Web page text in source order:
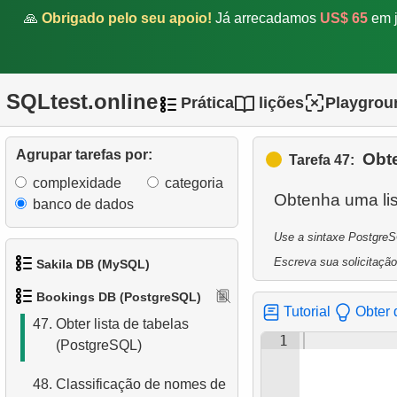
🙏 Obrigado pelo seu apoio! Já arrecadamos US$ 65 em
SQLtest.online Prática lições
Agrupar tarefas por:
complexidade
categoria
banco de dados
Sakila DB (MySQL)
Obtenha a lista de nomes
Bookings DB (PostgreSQL)
partida
45.Obter uma lista de
aeroportos com mais de um
voo direto
46.Distribuição de voos por
47. Obter lista de tabelas
(PostgreSQL)
48. Classificação de nomes de
Tarefa 47:
Obtenha uma
Use a sintaxe
Escreva sua
Tutorial Obter
1